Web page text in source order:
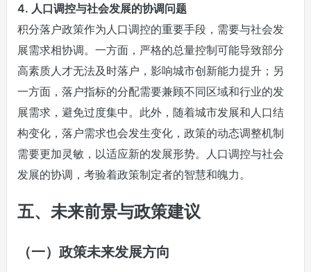
4. 人口调控与社会发展的协调问题
积分落户政策作为人口调控的重要手段，需要与社会发
展需求相协调。一方面，严格的总量控制可能导致部分
高素质人才无法及时落户，影响城市创新能力提升；另
一方面，落户指标的分配需要兼顾不同区域和行业的发
展需求，避免过度集中。此外，随着城市发展和人口结
构变化，落户需求也会发生变化，政策的动态调整机制
需要更加灵敏，以适应新的发展形势。人口调控与社会
发展的协调，考验着政策制定者的智慧和魄力。
五、未来前景与政策建议
（一）政策未来发展方向